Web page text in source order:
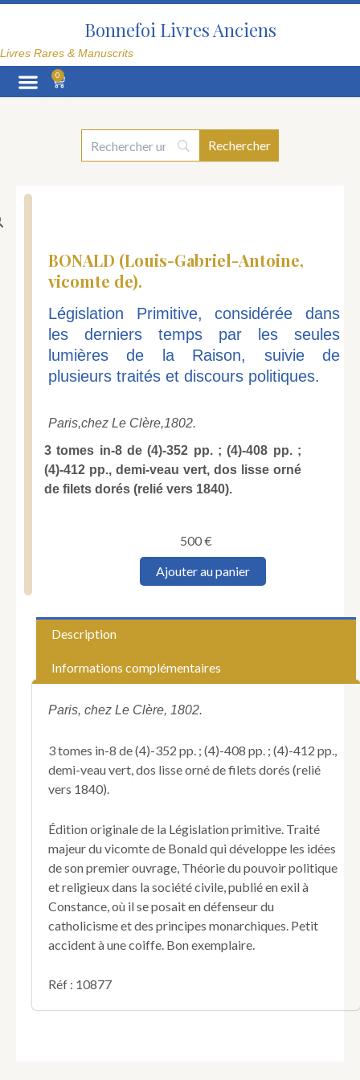
Aller
Bonnefoi Livres Anciens
Livres Rares & Manuscrits
0
Panier
BONALD (Louis-Gabriel-Antoine,
vicomte de).
Législation Primitive, considérée dans
les derniers temps par les seules
lumières de la Raison, suivie de
plusieurs traités et discours politiques.
Paris,chez Le Clère,1802.
3 tomes in-8 de (4)-352 pp. ; (4)-408 pp. ;
(4)-412 pp., demi-veau vert, dos lisse orné
de filets dorés (relié vers 1840).
500€
quantité
vicomte
de).
Primitive,
les
derniers
seules
lumières
de
la
Raison,
suivie
de
plusieurs
politiques.
Ajouter au panier
Description
Informations complémentaires
Paris, chez Le Clère, 1802.
3 tomes in-8 de (4)-352 pp. ; (4)-408 pp. ; (4)-412 pp.,
demi-veau vert, dos lisse orné de filets dorés (relié
vers 1840).
Édition originale de la Législation primitive. Traité
majeur du vicomte de Bonald qui développe les idées
de son premier ouvrage, Théorie du pouvoir politique
et religieux dans la société civile, publié en exil à
Constance, où il se posait en défenseur du
catholicisme et des principes monarchiques. Petit
accident à une coiffe. Bon exemplaire.
Réf : 10877